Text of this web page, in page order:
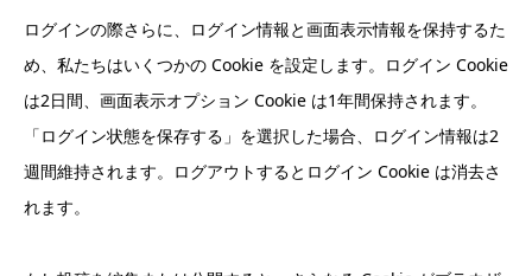
ログインの際さらに、ログイン情報と画面表示情報を保持するた
め、私たちはいくつかの Cookie を設定します。ログイン Cookie
は2日間、画面表示オプション Cookie は1年間保持されます。
「ログイン状態を保存する」を選択した場合、ログイン情報は2
週間維持されます。ログアウトするとログイン Cookie は消去さ
れます。